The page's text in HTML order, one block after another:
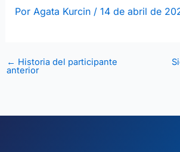
Por Agata Kurcin / 14 de abril de
← Historia del participante
anterior